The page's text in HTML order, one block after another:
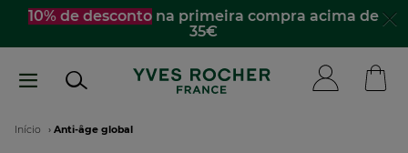
Passar
conteúdo
10% de descontona primeira compra acima de
35€
Navegação
Início Anti-âge global